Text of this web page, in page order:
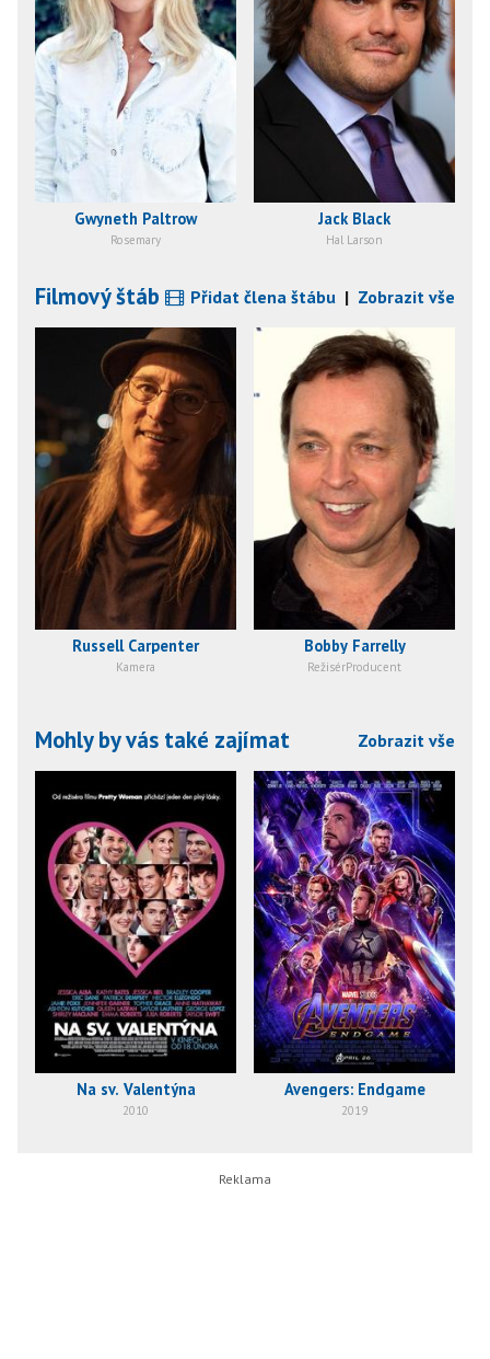
Gwyneth Paltrow
Rosemary
Jack Black
Hal Larson
Filmový štáb Přidat člena štábu | Zobrazit vše
Russell Carpenter
Kamera
Bobby Farrelly
RežisérProducent
Mohly by vás také zajímat Zobrazit vše
Na sv. Valentýna
2010
Avengers: Endgame
2019